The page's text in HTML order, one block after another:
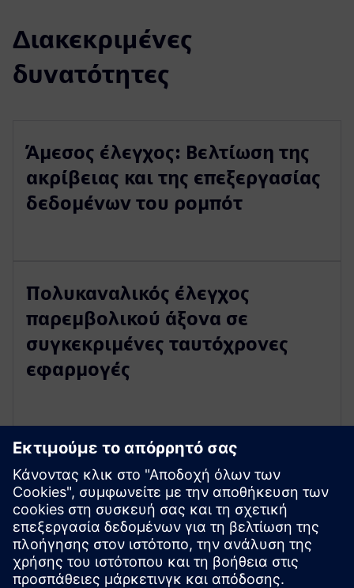
Διακεκριμένες
δυνατότητες
Άμεσος έλεγχος: Βελτίωση της
ακρίβειας και της επεξεργασίας
δεδομένων του ρομπότ
Πολυκαναλικός έλεγχος
παρεμβολικού άξονα σε
συγκεκριμένες ταυτόχρονες
εφαρμογές
Εξερευνήστε πόρους και
σχετικά προϊόντα